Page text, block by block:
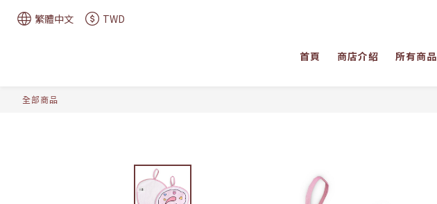
繁體中文 TWD
首頁 商店介紹 所有商品
全部商品